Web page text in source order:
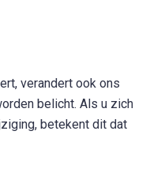
verandert ook ons
belicht. Als u zich
betekent dit dat